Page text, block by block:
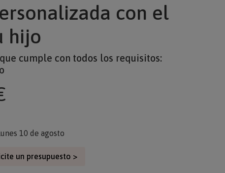
con el
hijo
cumple con todos los requisitos:
10 de agosto
un presupuesto >